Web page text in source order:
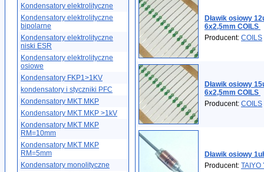
Kondensatory elektrolityczne
Kondensatory elektrolityczne
bipolarne
Kondensatory elektrolityczne
niski ESR
Kondensatory elektrolityczne
osiowe
Kondensatory FKP1>1KV
kondensatory i styczniki PFC
Kondensatory MKT MKP
Kondensatory MKT MKP >1kV
Kondensatory MKT MKP
RM=10mm
Kondensatory MKT MKP
RM=5mm
Kondensatory monolityczne
Dławik osiowy
6x2,5mm COILS
Producent: COILS
Dławik osiowy
6x2,5mm COILS
Producent: COILS
Dławik osiowy
Producent: TAIYO